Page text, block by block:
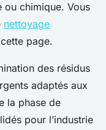
chimique. Vous
nettoyage
page.
des résidus
adaptés aux
la phase de
pour l’industrie